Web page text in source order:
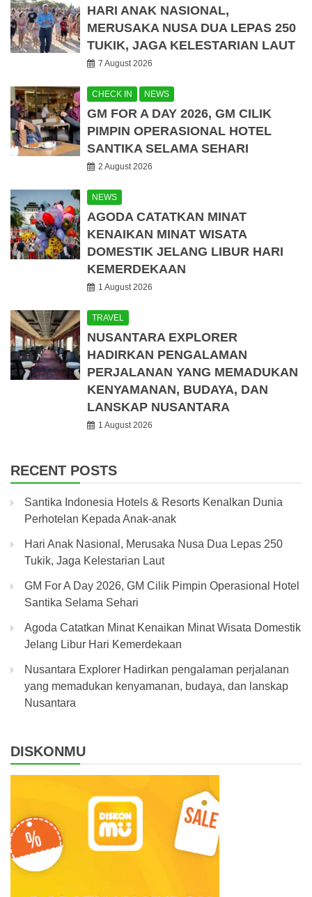
HARI ANAK NASIONAL,
MERUSAKA NUSA DUA LEPAS 250
TUKIK, JAGA KELESTARIAN LAUT
7 August 2026
CHECK IN NEWS
GM FOR A DAY 2026, GM CILIK
PIMPIN OPERASIONAL HOTEL
SANTIKA SELAMA SEHARI
2 August 2026
NEWS
AGODA CATATKAN MINAT
KENAIKAN MINAT WISATA
DOMESTIK JELANG LIBUR HARI
KEMERDEKAAN
1 August 2026
TRAVEL
NUSANTARA EXPLORER
HADIRKAN PENGALAMAN
PERJALANAN YANG MEMADUKAN
KENYAMANAN, BUDAYA, DAN
LANSKAP NUSANTARA
1 August 2026
RECENT POSTS
Santika Indonesia Hotels & Resorts Kenalkan Dunia
Perhotelan Kepada Anak-anak
Hari Anak Nasional, Merusaka Nusa Dua Lepas 250
Tukik, Jaga Kelestarian Laut
GM For A Day 2026, GM Cilik Pimpin Operasional Hotel
Santika Selama Sehari
Agoda Catatkan Minat Kenaikan Minat Wisata Domestik
Jelang Libur Hari Kemerdekaan
Nusantara Explorer Hadirkan pengalaman perjalanan
yang memadukan kenyamanan, budaya, dan lanskap
Nusantara
DISKONMU